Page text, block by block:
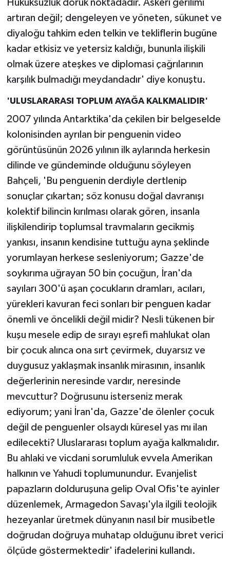
Hukuksuzluk doruk noktadadır. Askeri gerilimi
artıran değil; dengeleyen ve yöneten, sükunet ve
diyaloğu tahkim eden telkin ve tekliflerin bugüne
kadar etkisiz ve yetersiz kaldığı, bununla ilişkili
olmak üzere ateşkes ve diplomasi çağrılarının
karşılık bulmadığı meydandadır' diye konuştu.
'ULUSLARARASI TOPLUM AYAĞA KALKMALIDIR'
2007 yılında Antarktika'da çekilen bir belgeselde
kolonisinden ayrılan bir penguenin video
görüntüsünün 2026 yılının ilk aylarında herkesin
dilinde ve gündeminde olduğunu söyleyen
Bahçeli, 'Bu penguenin derdiyle dertlenip
sonuçlar çıkartan; söz konusu doğal davranışı
kolektif bilincin kırılması olarak gören, insanla
ilişkilendirip toplumsal travmaların gecikmiş
yankısı, insanın kendisine tuttuğu ayna şeklinde
yorumlayan herkese sesleniyorum; Gazze'de
soykırıma uğrayan 50 bin çocuğun, İran'da
sayıları 300'ü aşan çocukların dramları, acıları,
yürekleri kavuran feci sonları bir penguen kadar
önemli ve öncelikli değil midir? Nesli tükenen bir
kuşu mesele edip de sırayı eşrefi mahlukat olan
bir çocuk alınca ona sırt çevirmek, duyarsız ve
duygusuz yaklaşmak insanlık mirasının, insanlık
değerlerinin neresinde vardır, neresinde
mevcuttur? Doğrusunu isterseniz merak
ediyorum; yani İran'da, Gazze'de ölenler çocuk
değil de penguenler olsaydı küresel yas mı ilan
edilecekti? Uluslararası toplum ayağa kalkmalıdır.
Bu ahlaki ve vicdani sorumluluk evvela Amerikan
halkının ve Yahudi toplumunundur. Evanjelist
papazların dolduruşuna gelip Oval Ofis'te ayinler
düzenlemek, Armagedon Savaşı'yla ilgili teolojik
hezeyanlar üretmek dünyanın nasıl bir musibetle
doğrudan doğruya muhatap olduğunu ibret verici
ölçüde göstermektedir' ifadelerini kullandı.